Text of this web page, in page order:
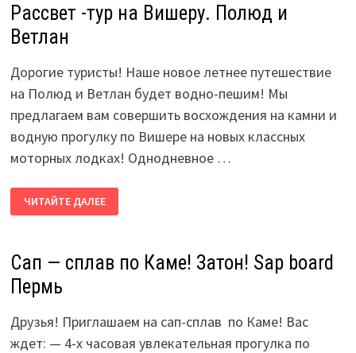
ВЕТЛАН
Рассвет -тур на Вишеру. Полюд и
Ветлан
Дорогие туристы! Наше новое летнее путешествие
на Полюд и Ветлан будет водно-пешим! Мы
предлагаем вам совершить восхождения на камни и
водную прогулку по Вишере на новых классных
моторных лодках! Однодневное …
РАССВЕТ
-ТУР
НА
ВЕТЛАН
ЧИТАЙТЕ ДАЛЕЕ
Сап — сплав по Каме! Затон! Sap board
Пермь
Друзья! Приглашаем на сап-сплав по Каме! Вас
ждет: — 4-х часовая увлекательная прогулка по